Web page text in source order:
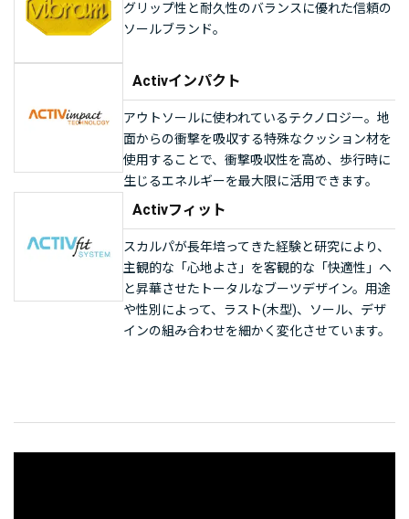
グリップ性と耐久性のバランスに優れた信頼の
ソールブランド。
Activインパクト
アウトソールに使われているテクノロジー。地
面からの衝撃を吸収する特殊なクッション材を
使用することで、衝撃吸収性を高め、歩行時に
生じるエネルギーを最大限に活用できます。
Activフィット
スカルパが長年培ってきた経験と研究により、
主観的な「心地よさ」を客観的な「快適性」へ
と昇華させたトータルなブーツデザイン。用途
や性別によって、ラスト(木型)、ソール、デザ
インの組み合わせを細かく変化させています。